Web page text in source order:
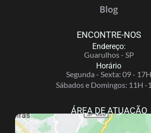
Blog
ENCONTRE-NOS
Endereço:
Guarulhos - SP
Horário
Segunda - Sexta: 09 - 17H
Sábados e Domingos: 11H -
ÁREA DE ATUAÇÃO